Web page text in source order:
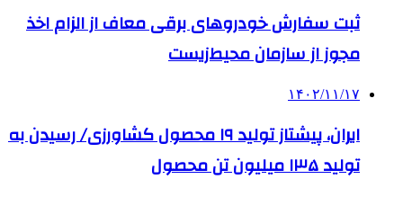
ثبت سفارش خودروهای برقی معاف از الزام اخذ
مجوز از سازمان محیط‌زیست
۱۴۰۲/۱۱/۱۷
ایران، پیشتاز تولید ۱۹ محصول کشاورزی/ رسیدن به
تولید ۱۳۵ میلیون تن محصول